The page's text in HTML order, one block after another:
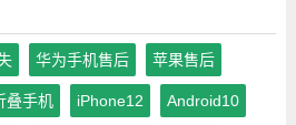
华为手机售后 苹果售后
叠手机 iPhone12 Android10